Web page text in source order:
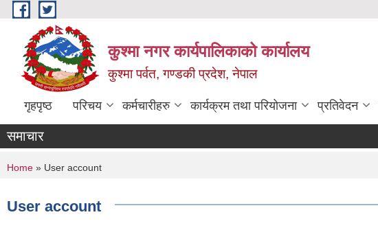
Skip to main content
कुश्मा नगर कार्यपालिकाको कार्यालय
कुश्मा पर्वत, गण्डकी प्रदेश, नेपाल
गृहपृष्ठ परिचय कर्मचारीहरु कार्यक्रम तथा परियोजना प्रतिवेदन
समाचार
You are here
Home » User account
User account